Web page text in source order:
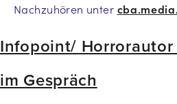
Nachzuhören unter
Infopoint/ Horrorautor
im Gespräch